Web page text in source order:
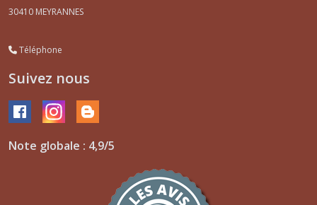
30410 MEYRANNES
Téléphone
Suivez nous
Note globale : 4,9/5